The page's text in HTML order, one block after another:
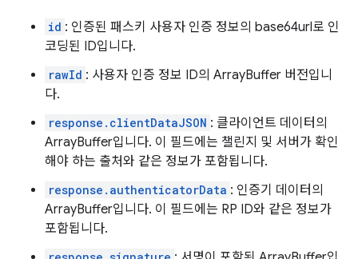
id : 인증된 패스키 사용자 인증 정보의 base64url로 인
코딩된 ID입니다.
rawId : 사용자 인증 정보 ID의 ArrayBuffer 버전입니
다.
response.clientDataJSON : 클라이언트 데이터의
ArrayBuffer입니다. 이 필드에는 챌린지 및 서버가 확인
해야 하는 출처와 같은 정보가 포함됩니다.
response.authenticatorData : 인증기 데이터의
ArrayBuffer입니다. 이 필드에는 RP ID와 같은 정보가
포함됩니다.